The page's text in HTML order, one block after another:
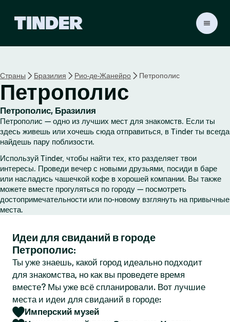
а
я
с
т
р
а
н
ц
а
T
i
n
r
Страны Бразилия Рио-де-Жанейро Петрополис
Петрополис
Петрополис, Бразилия
Петрополис — одно из лучших мест для знакомств. Если ты
здесь живешь или хочешь сюда отправиться, в Tinder ты всегда
найдешь пару поблизости.
Используй Tinder, чтобы найти тех, кто разделяет твои
интересы. Проведи вечер с новыми друзьями, посиди в баре
или насладись чашечкой кофе в хорошей компании. Вы также
можете вместе прогуляться по городу — посмотреть
достопримечательности или по-новому взглянуть на привычные
места.
Идеи для свиданий в городе
Петрополис:
Ты уже знаешь, какой город идеально подходит
для знакомства, но как вы проведете время
вместе? Мы уже всё спланировали. Вот лучшие
места и идеи для свиданий в городе:
Имперский музей